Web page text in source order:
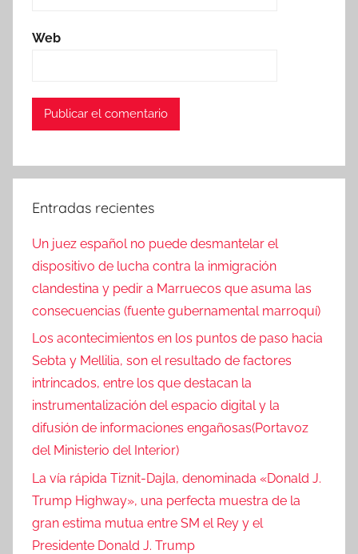
Web
Entradas recientes
Un juez español no puede desmantelar el
dispositivo de lucha contra la inmigración
clandestina y pedir a Marruecos que asuma las
consecuencias (fuente gubernamental marroquí)
Los acontecimientos en los puntos de paso hacia
Sebta y Mellilia, son el resultado de factores
intrincados, entre los que destacan la
instrumentalización del espacio digital y la
difusión de informaciones engañosas(Portavoz
del Ministerio del Interior)
La vía rápida Tiznit-Dajla, denominada «Donald J.
Trump Highway», una perfecta muestra de la
gran estima mutua entre SM el Rey y el
Presidente Donald J. Trump